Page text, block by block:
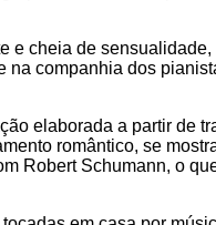
e cheia de
companhia dos
elaborada a partir de
romântico, se
Robert Schumann, o